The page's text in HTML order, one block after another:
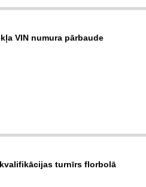
VIN numura pārbaude
turnīrs florbolā